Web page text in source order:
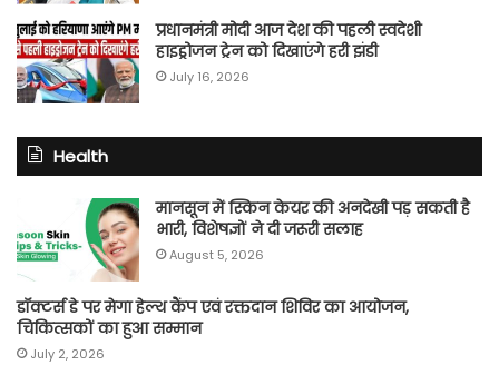
प्रधानमंत्री मोदी आज देश की पहली स्वदेशी
हाइड्रोजन ट्रेन को दिखाएंगे हरी झंडी
July 16, 2026
Health
मानसून में स्किन केयर की अनदेखी पड़ सकती है
भारी, विशेषज्ञों ने दी जरूरी सलाह
August 5, 2026
डॉक्टर्स डे पर मेगा हेल्थ कैंप एवं रक्तदान शिविर का आयोजन,
चिकित्सकों का हुआ सम्मान
July 2, 2026